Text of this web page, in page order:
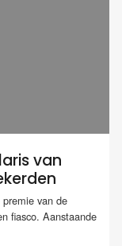
van
van de
fiasco. Aanstaande